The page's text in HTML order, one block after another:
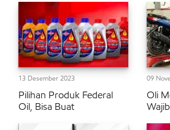
13 Desember 2023
Pilihan Produk Federal
Oil, Bisa Buat
09
Oli